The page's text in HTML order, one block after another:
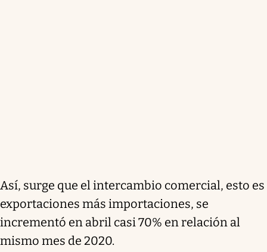
Así, surge que el intercambio comercial, esto es
exportaciones más importaciones, se
incrementó en abril casi 70% en relación al
mismo mes de 2020.